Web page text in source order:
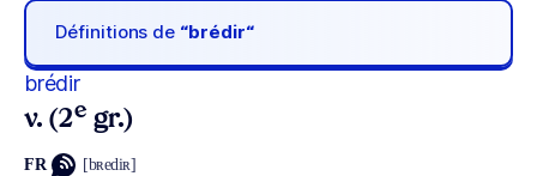
Définitions de “brédir“
brédir
v. (2e gr.)
FR [bʀediʀ]